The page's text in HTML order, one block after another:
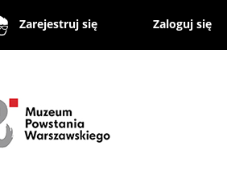
Zarejestruj się Zaloguj się